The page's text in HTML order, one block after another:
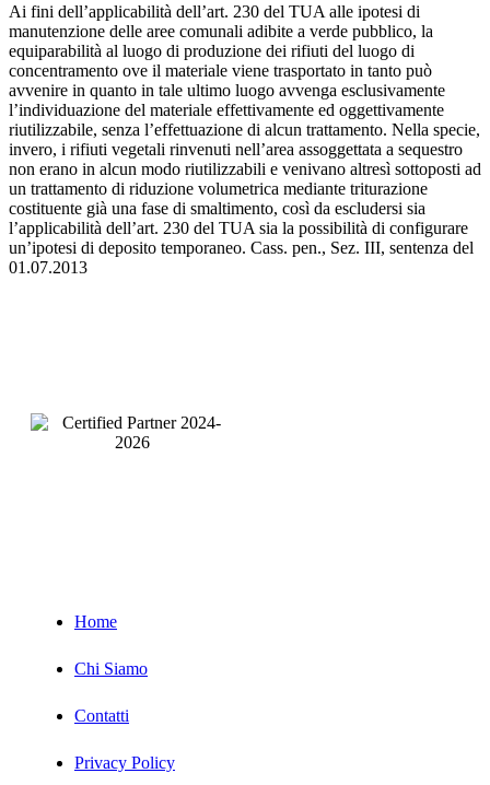
Ai fini dell’applicabilità dell’art. 230 del TUA alle ipotesi di
manutenzione delle aree comunali adibite a verde pubblico, la
equiparabilità al luogo di produzione dei rifiuti del luogo di
concentramento ove il materiale viene trasportato in tanto può
avvenire in quanto in tale ultimo luogo avvenga esclusivamente
l’individuazione del materiale effettivamente ed oggettivamente
riutilizzabile, senza l’effettuazione di alcun trattamento. Nella specie,
invero, i rifiuti vegetali rinvenuti nell’area assoggettata a sequestro
non erano in alcun modo riutilizzabili e venivano altresì sottoposti ad
un trattamento di riduzione volumetrica mediante triturazione
costituente già una fase di smaltimento, così da escludersi sia
l’applicabilità dell’art. 230 del TUA sia la possibilità di configurare
un’ipotesi di deposito temporaneo. Cass. pen., Sez. III, sentenza del
01.07.2013
Home
Chi Siamo
Contatti
Privacy Policy